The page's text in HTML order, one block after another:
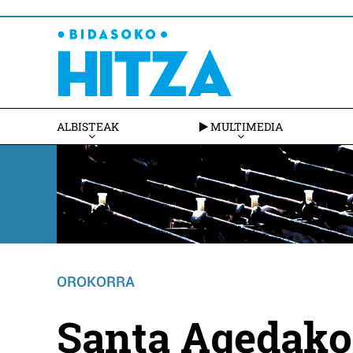
ALBISTEAK MULTIMEDIA
OROKORRA
Santa